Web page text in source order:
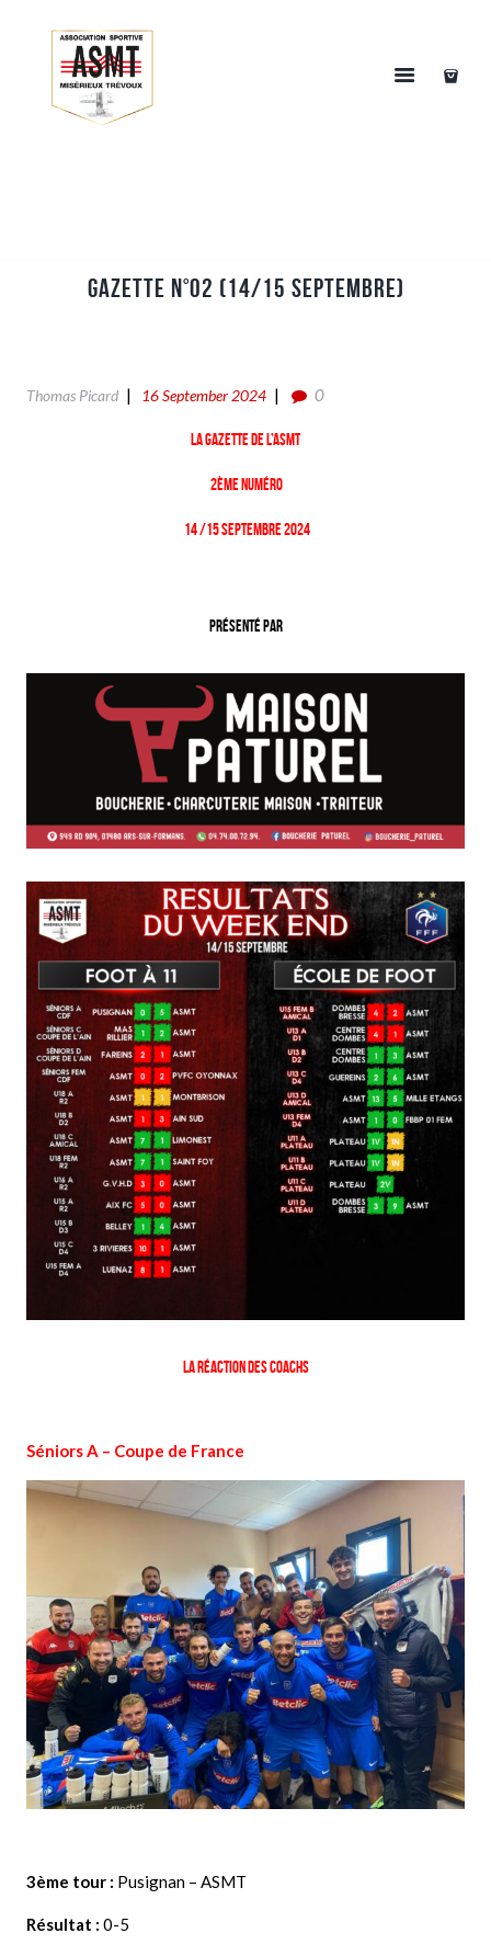
Gazette n°02 (14/15 Septembre)
Thomas Picard 16 September 2024 0
La gazette de l’ASMT
2ème numéro
14 /15 Septembre 2024
Présenté par
La réaction des coachs
Séniors A – Coupe de France
3ème tour : Pusignan – ASMT
Résultat : 0-5